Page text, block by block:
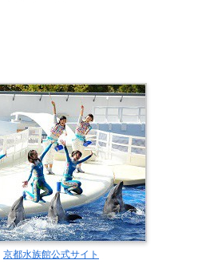
京都水族館公式サイト